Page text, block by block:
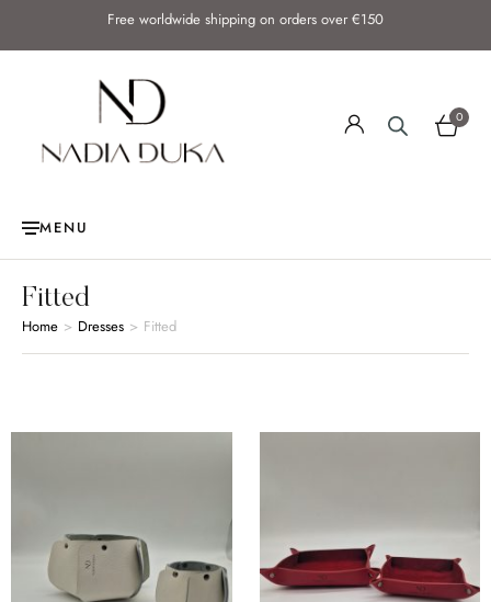
Free worldwide shipping on orders over €150
0
MENU
Fitted
Home > Dresses > Fitted